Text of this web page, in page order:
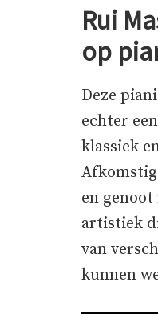
Rui
op
Deze
echter
klassiek
Afkomstig
en genoot
artistiek
van
kunnen